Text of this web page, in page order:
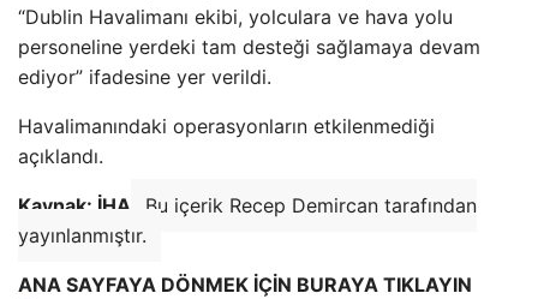
“Dublin Havalimanı ekibi, yolculara ve hava yolu
personeline yerdeki tam desteği sağlamaya devam
ediyor” ifadesine yer verildi.
Havalimanındaki operasyonların etkilenmediği
açıklandı.
Kaynak: İHA
Bu içerik Recep Demircan tarafından
yayınlanmıştır.
ANA SAYFAYA DÖNMEK İÇİN BURAYA TIKLAYIN